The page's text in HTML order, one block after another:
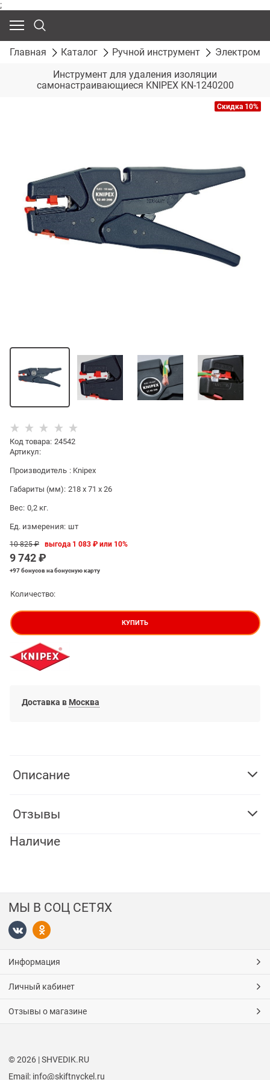
;
Главная Каталог Ручной инструмент
Инструмент для удаления изоляции
самонастраивающиеся KNIPEX KN-1240200
Скидка 10%
Код товара: 24542
Артикул:
Производитель : Knipex
Габариты (мм): 218 x 71 x 26
Вес: 0,2 кг.
Ед. измерения: шт
10 825 ₽
9 742 ₽
выгода 1 083 ₽ или 10%
+97 бонусовна бонусную карту
Количество:
КУПИТЬ
Доставка в Москва
Описание
Отзывы
Наличие
МЫ В СОЦ СЕТЯХ
Информация
Личный кабинет
Отзывы о магазине
© 2026 | SHVEDIK.RU
Email: info@skiftnyckel.ru